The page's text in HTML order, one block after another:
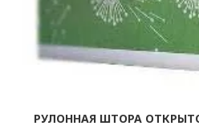
РУЛОННАЯ ШТОРА